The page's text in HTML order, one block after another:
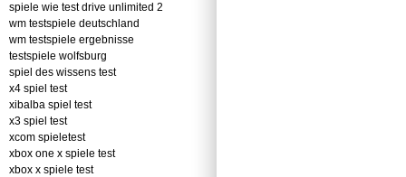
spiele wie test drive unlimited 2
wm testspiele deutschland
wm testspiele ergebnisse
testspiele wolfsburg
spiel des wissens test
x4 spiel test
xibalba spiel test
x3 spiel test
xcom spieletest
xbox one x spiele test
xbox x spiele test